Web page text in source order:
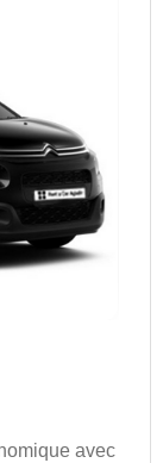
avec